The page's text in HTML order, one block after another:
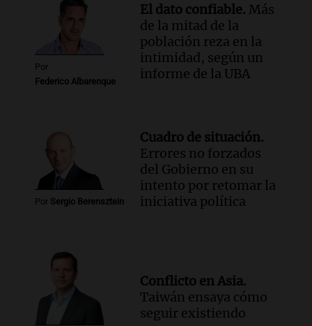
Por
Federico Albarenque
El dato confiable. Más
de la mitad de la
población reza en la
intimidad, según un
informe de la UBA
Por Sergio Berensztein
Cuadro de situación.
Errores no forzados
del Gobierno en su
intento por retomar la
iniciativa política
Conflicto en Asia.
Taiwán ensaya cómo
seguir existiendo